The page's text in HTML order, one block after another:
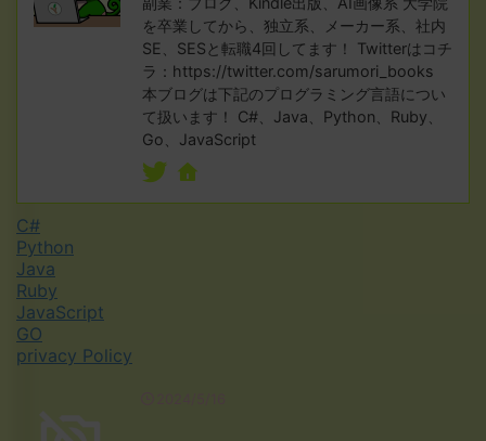
を卒業してから、独立系、メーカー系、社内
SE、SESと転職4回してます！ Twitterはコチ
ラ：https://twitter.com/sarumori_books
本ブログは下記のプログラミング言語につい
て扱います！ C#、Java、Python、Ruby、
Go、JavaScript
C#
Python
Java
Ruby
JavaScript
GO
privacy Policy